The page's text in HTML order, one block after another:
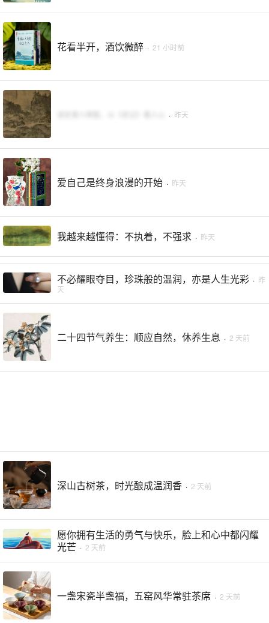
花看半开，酒饮微醉 · 21 小时前
· 昨天
爱自己是终身浪漫的开始 · 昨天
我越来越懂得：不执着，不强求 · 昨天
不必耀眼夺目，珍珠般的温润，亦是人生光彩 · 昨
天
二十四节气养生：顺应自然，休养生息 · 2 天前
深山古树茶，时光酿成温润香 · 2 天前
愿你拥有生活的勇气与快乐，脸上和心中都闪耀
光芒 · 2 天前
一盏宋瓷半盏福，五窑风华常驻茶席 · 2 天前